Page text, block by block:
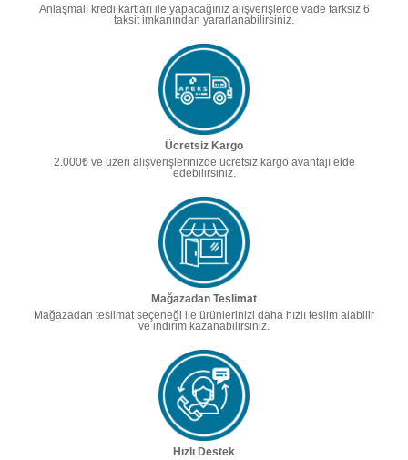
Anlaşmalı kredi kartları ile yapacağınız alışverişlerde vade farksız 6
taksit imkanından yararlanabilirsiniz.
Ücretsiz Kargo
2.000₺ ve üzeri alışverişlerinizde ücretsiz kargo avantajı elde
edebilirsiniz.
Mağazadan Teslimat
Mağazadan teslimat seçeneği ile ürünlerinizi daha hızlı teslim alabilir
ve indirim kazanabilirsiniz.
Hızlı Destek